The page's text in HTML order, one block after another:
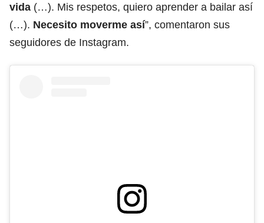
vida (…). Mis respetos, quiero aprender a bailar así
(…). Necesito moverme así”, comentaron sus
seguidores de Instagram.